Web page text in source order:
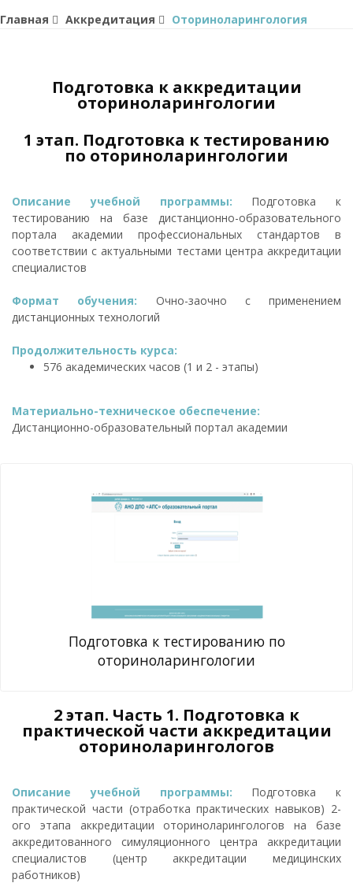
Главная Аккредитация Оториноларингология
Подготовка к аккредитации
оториноларингологии
1 этап. Подготовка к тестированию
по оториноларингологии
Описание учебной программы: Подготовка к
тестированию на базе дистанционно-образовательного
портала академии профессиональных стандартов в
соответствии с актуальными тестами центра аккредитации
специалистов
Формат обучения: Очно-заочно с применением
дистанционных технологий
Продолжительность курса:
576 академических часов (1 и 2 - этапы)
Материально-техническое обеспечение:
Дистанционно-образовательный портал академии
Подготовка к тестированию по
оториноларингологии
2 этап. Часть 1. Подготовка к
практической части аккредитации
оториноларингологов
Описание учебной программы: Подготовка к
практической части (отработка практических навыков) 2-
ого этапа аккредитации оториноларингологов на базе
аккредитованного симуляционного центра аккредитации
специалистов (центр аккредитации медицинских
работников)